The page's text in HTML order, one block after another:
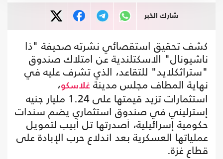
شارك الخبر
كشف تحقيق استقصائي نشرته صحيفة "ذا
ناشيونال" الاسكتلندية عن امتلاك صندوق
"ستراثكلايد" للتقاعد، الذي تشرف عليه في
نهاية المطاف مجلس مدينة غلاسكو،
استثمارات تزيد قيمتها على 1.24 مليار جنيه
إسترليني في صندوق استثماري يضم سندات
حكومية إسرائيلية، أصدرتها تل أبيب لتمويل
عملياتها العسكرية بعد اندلاع حرب الإبادة على
قطاع غزة.